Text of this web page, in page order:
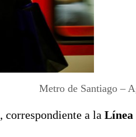
Metro de Santiago –
, correspondiente a la Línea